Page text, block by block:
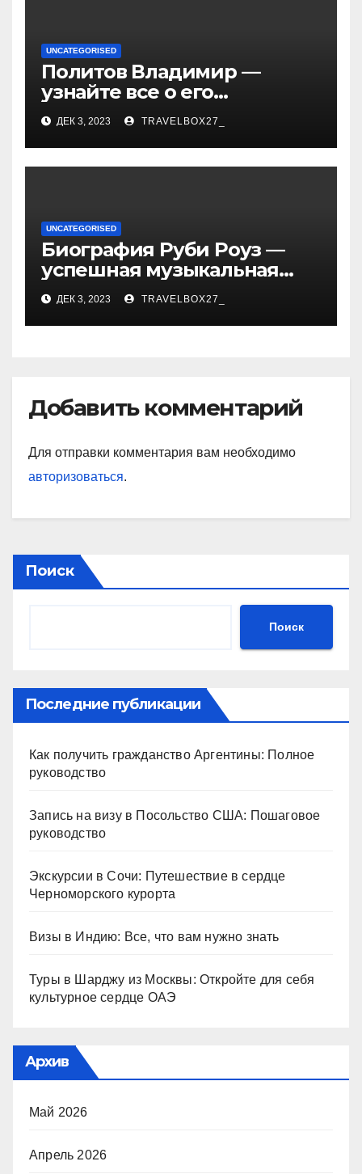
UNCATEGORISED
Политов Владимир —
узнайте все о его
биографии, возрасте и
впечатляющих
достижениях!
ДЕК 3, 2023 TRAVELBOX27_
UNCATEGORISED
Биография Руби Роуз —
успешная музыкальная
карьера, личная жизнь и
знаковые достижения
ДЕК 3, 2023 TRAVELBOX27_
Добавить комментарий
Для отправки комментария вам необходимо
авторизоваться.
Поиск
Поиск
Последние публикации
Как получить гражданство Аргентины: Полное
руководство
Запись на визу в Посольство США: Пошаговое
руководство
Экскурсии в Сочи: Путешествие в сердце
Черноморского курорта
Визы в Индию: Все, что вам нужно знать
Туры в Шарджу из Москвы: Откройте для себя
культурное сердце ОАЭ
Архив
Май 2026
Апрель 2026